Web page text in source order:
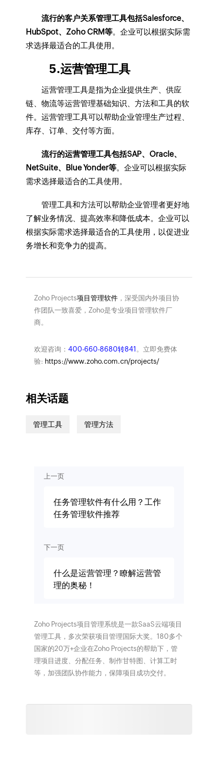
流行的客户关系管理工具包括Salesforce、
HubSpot、Zoho CRM等。企业可以根据实际需
求选择最适合的工具使用。
5.运营管理工具
运营管理工具是指为企业提供生产、供应
链、物流等运营管理基础知识、方法和工具的软
件。运营管理工具可以帮助企业管理生产过程、
库存、订单、交付等方面。
流行的运营管理工具包括SAP、Oracle、
NetSuite、Blue Yonder等。企业可以根据实际
需求选择最适合的工具使用。
管理工具和方法可以帮助企业管理者更好地
了解业务情况、提高效率和降低成本。企业可以
根据实际需求选择最适合的工具使用，以促进业
务增长和竞争力的提高。
Zoho Projects项目管理软件，深受国内外项目协
作团队一致喜爱，Zoho是专业项目管理软件厂
商。
欢迎咨询： 400-660-8680转841 。立即免费体
验: https://www.zoho.com.cn/projects/
相关话题
管理工具 管理方法
上一页
任务管理软件有什么用？工作
任务管理软件推荐
下一页
什么是运营管理？瞭解运营管
理的奥秘！
Zoho Projects项目管理系统是一款SaaS云端项目
管理工具，多次荣获项目管理国际大奖。180多个
国家的20万+企业在Zoho Projects的帮助下，管
理项目进度、分配任务、制作甘特图、计算工时
等，加强团队协作能力，保障项目成功交付。